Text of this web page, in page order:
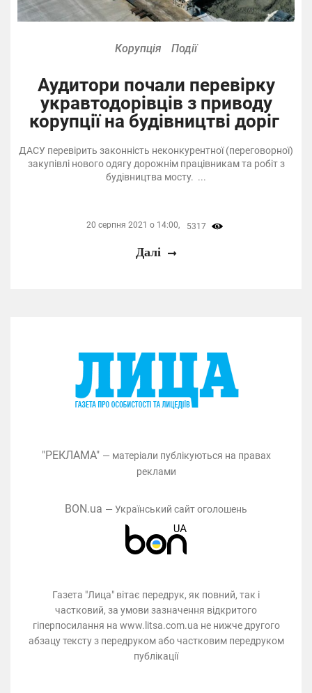
Корупція Події
Аудитори почали перевірку
укравтодорівців з приводу
корупції на будівництві доріг
ДАСУ перевірить законність неконкурентної (переговорної)
закупівлі нового одягу дорожнім працівникам та робіт з
будівництва мосту. ...
20 серпня 2021 о 14:00, 5317
Далі
"РЕКЛАМА" — матеріали публікуються на правах
реклами
BON.ua — Український сайт оголошень
Газета "Лица" вітає передрук, як повний, так і
частковий, за умови зазначення відкритого
гіперпосилання на www.litsa.com.ua не нижче другого
абзацу тексту з передруком або частковим передруком
публікації